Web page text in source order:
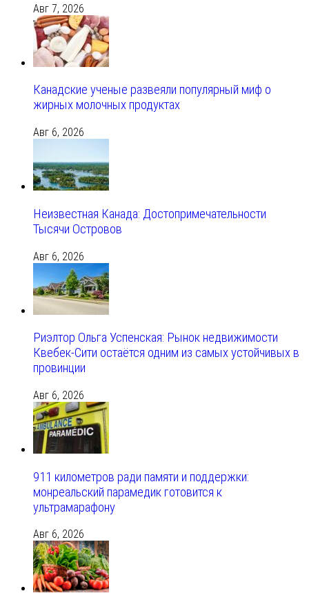
Авг 7, 2026
Канадские ученые развеяли популярный миф о
жирных молочных продуктах
Авг 6, 2026
Неизвестная Канада: Достопримечательности
Тысячи Островов
Авг 6, 2026
Риэлтор Ольга Успенская: Рынок недвижимости
Квебек-Сити остаётся одним из самых устойчивых в
провинции
Авг 6, 2026
911 километров ради памяти и поддержки:
монреальский парамедик готовится к
ультрамарафону
Авг 6, 2026